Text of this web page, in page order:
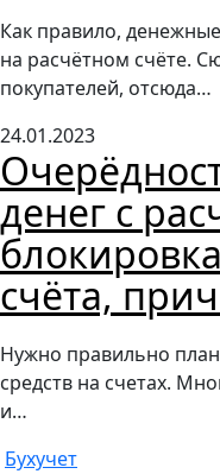
Как правило,
на расчётном счёте.
покупателей, отсюда…
24.01.2023
денег с
счёта,
Нужно правильно
средств на счетах.
и…
Бухучет